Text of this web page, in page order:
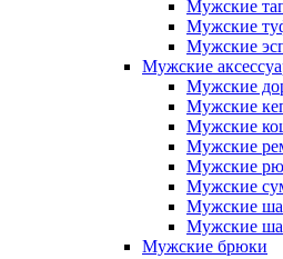
Мужские
Мужские
Мужские
Мужские
Мужские
Мужские
Мужские
Мужские
Мужские
Мужские
Мужские
Мужские
Мужские брюки